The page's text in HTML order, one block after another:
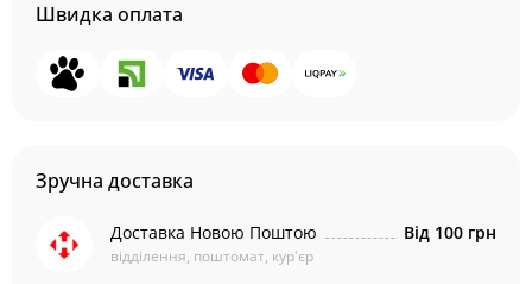
Швидка оплата
Зручна доставка
Доставка Новою Поштою
відділення, поштомат, кур'єр
Від 100 грн